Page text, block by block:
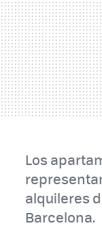
Los
alquileres
Barcelona.